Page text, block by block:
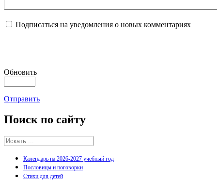
Подписаться на уведомления о новых комментариях
Обновить
Отправить
Поиск по сайту
Календарь на 2026-2027 учебный год
Пословицы и поговорки
Стихи для детей